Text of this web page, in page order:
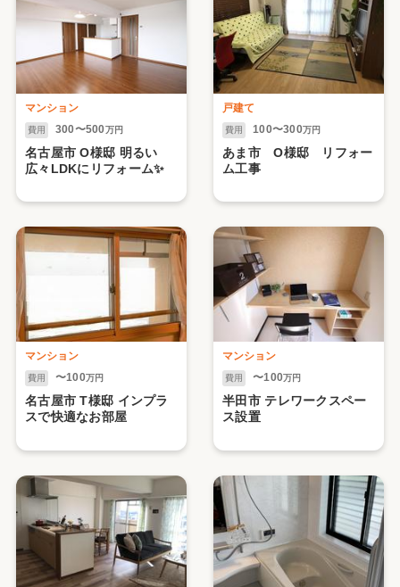
マンション
費用 300〜500万円
名古屋市 O様邸 明るい
広々LDKにリフォーム✨
戸建て
費用 100〜300万円
あま市 O様邸 リフォー
ム工事
マンション
費用 〜100万円
名古屋市 T様邸 インプラ
スで快適なお部屋
マンション
費用 〜100万円
半田市 テレワークスペー
ス設置